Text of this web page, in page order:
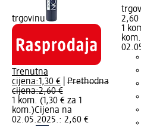
trgovinu
Trenutna
cijena:1,30 €
Prethodna
cijena:2,60 €
1 kom. (1,30 € za 1
kom.)Cijena na
02.05.2025.: 2,60 €
2,60
1